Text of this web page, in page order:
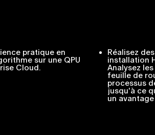
pratique en
sur une QPU
Cloud.
Réalisez
installation
Analysez
feuille de
processus
jusqu'à ce
un